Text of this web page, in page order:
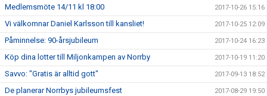
Medlemsmöte 14/11 kl 18:00 2017-10-26 15:16
Vi välkomnar Daniel Karlsson till kansliet! 2017-10-25 12:09
Påminnelse: 90-årsjubileum 2017-10-24 16:23
Köp dina lotter till Miljonkampen av Norrby 2017-10-19 11:20
Savvo: "Gratis är alltid gott" 2017-09-13 18:52
De planerar Norrbys jubileumsfest 2017-08-29 19:50